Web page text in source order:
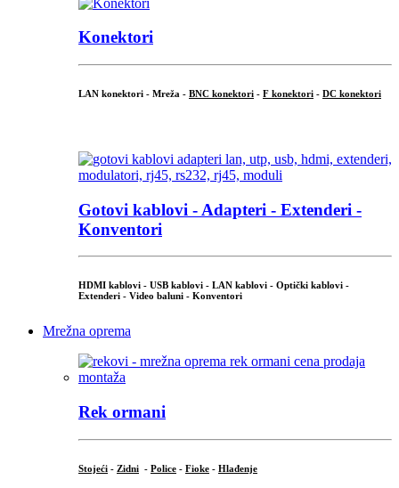
Konektori
LAN konektori - Mreža - BNC konektori - F konektori - DC konektori
Gotovi kablovi - Adapteri - Extenderi -
Konventori
HDMI kablovi - USB kablovi - LAN kablovi - Optički kablovi -
Extenderi - Video baluni - Konventori
Mrežna oprema
Rek ormani
Stojeći - Zidni - Police - Fioke - Hlađenje